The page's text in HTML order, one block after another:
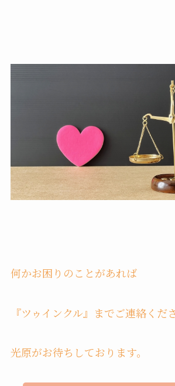
何かお困りのことがあれば
『ツゥインクル』までご連絡くだ
光原がお待ちしております。